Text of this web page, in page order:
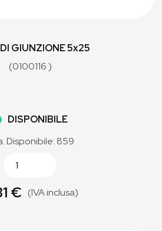
GIUNZIONE 5x25
(0100116 )
DISPONIBILE
Disponibile: 859
€ (IVA inclusa)